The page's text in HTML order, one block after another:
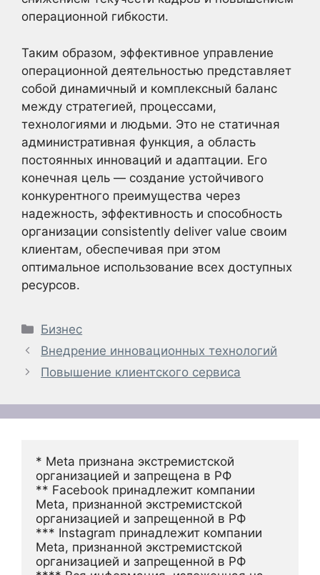
операционной гибкости.
Таким образом, эффективное управление
операционной деятельностью представляет
собой динамичный и комплексный баланс
между стратегией, процессами,
технологиями и людьми. Это не статичная
административная функция, а область
постоянных инноваций и адаптации. Его
конечная цель — создание устойчивого
конкурентного преимущества через
надежность, эффективность и способность
организации consistently deliver value своим
клиентам, обеспечивая при этом
оптимальное использование всех доступных
ресурсов.
Рубрики
Бизнес
Внедрение инновационных технологий
Повышение клиентского сервиса
* Meta признана экстремистской
организацией и запрещена в РФ
** Facebook принадлежит компании
Meta, признанной экстремистской
организацией и запрещенной в РФ
*** Instagram принадлежит компании
Meta, признанной экстремистской
организацией и запрещенной в РФ